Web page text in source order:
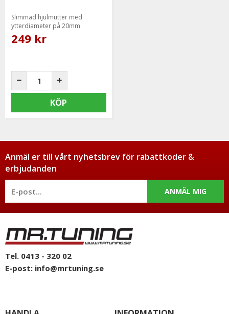
Slimmad hjulmutter med
ytterdiameter på 20mm
249 kr
KÖP
Anmäl er till vårt nyhetsbrev för rabattkoder &
erbjudanden
ANMÄL MIG
Tel. 0413 - 320 02
E-post: info@mrtuning.se